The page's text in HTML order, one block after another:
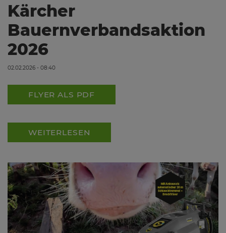
Kärcher
Bauernverbandsaktion
2026
02.02.2026 - 08:40
FLYER ALS PDF
WEITERLESEN